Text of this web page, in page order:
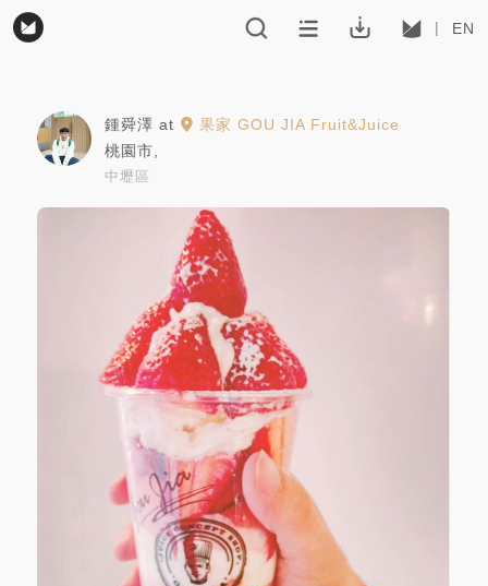
EN
鍾舜澤 at
果家 GOU JIA Fruit&Juice
桃園市
中壢區